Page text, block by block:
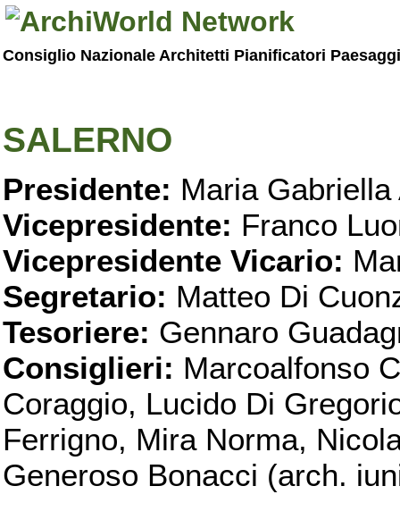
Consiglio Nazionale Architetti Pianificatori
SALERNO
Presidente: Maria Gabriella
Vicepresidente: Franco
Vicepresidente Vicario:
Segretario: Matteo Di
Tesoriere: Gennaro
Consiglieri: Marcoalfonso
Coraggio, Lucido Di
Ferrigno, Mira Norma,
Generoso Bonacci (arch.